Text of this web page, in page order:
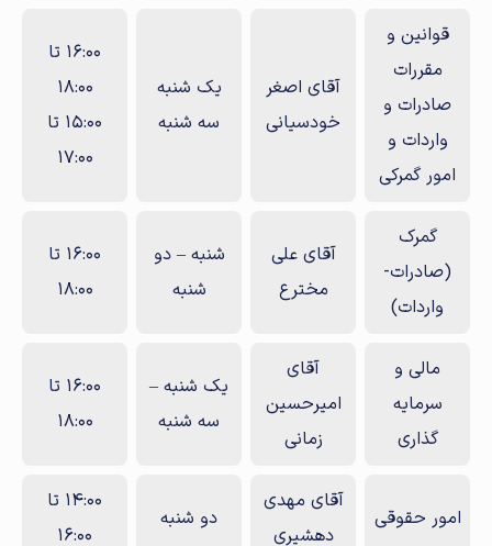
قوانین و
مقررات
صادرات و
واردات و
امور گمرکی
آقای اصغر
خودسیانی
یک شنبه
سه شنبه
16:00 تا
18:00
15:00 تا
17:00
گمرک
(صادرات-
واردات)
آقای علی
مخترع
شنبه – دو
شنبه
16:00 تا
18:00
مالی و
سرمایه
گذاری
آقای
امیرحسین
زمانی
یک شنبه –
سه شنبه
16:00 تا
18:00
امور حقوقی
آقای مهدی
دهشیری
دو شنبه
14:00 تا
16:00